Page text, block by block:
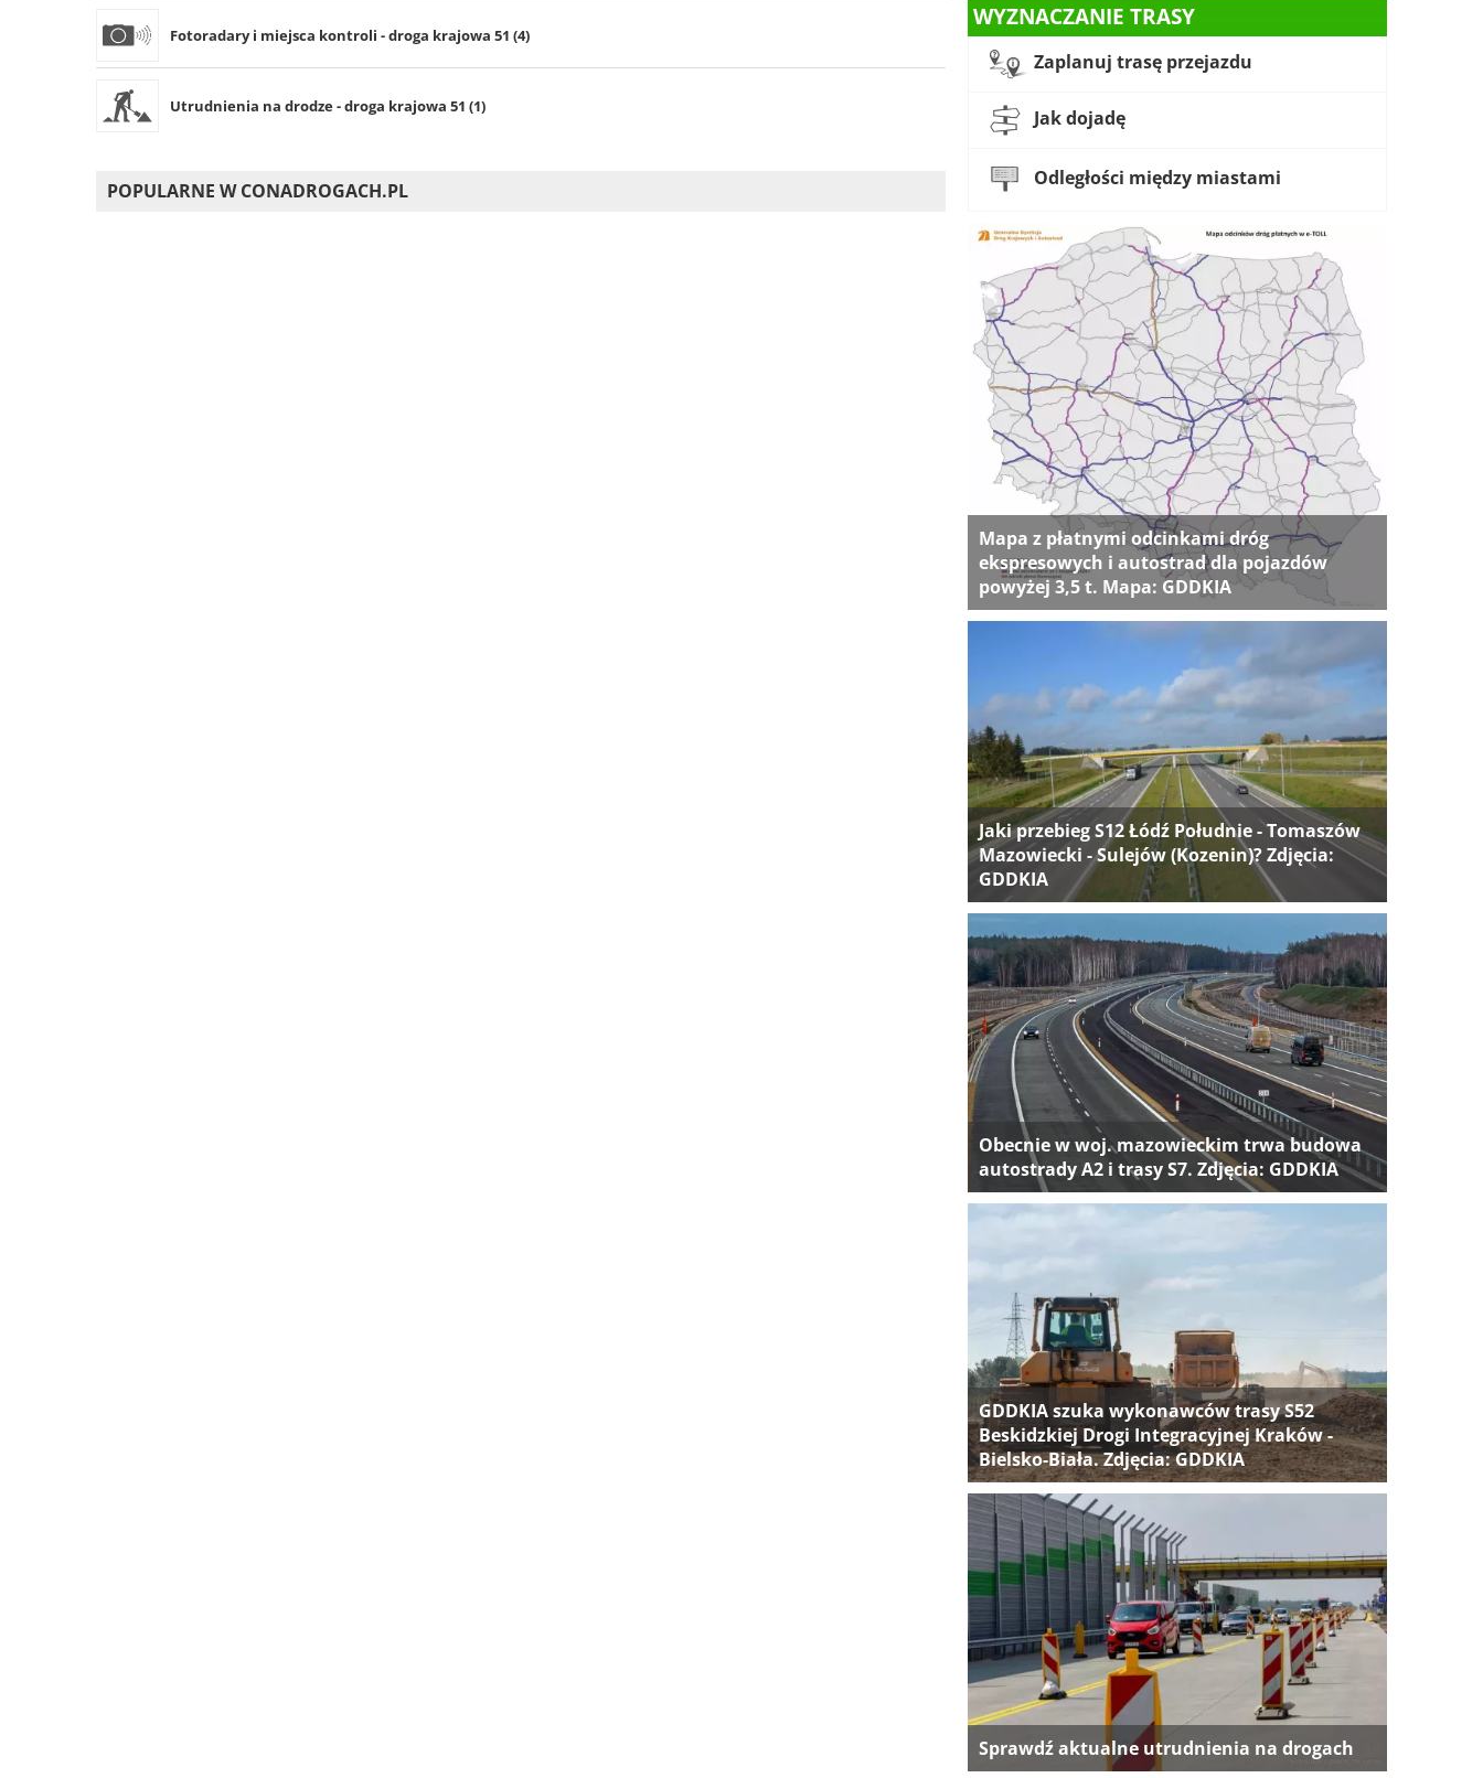
Fotoradary i miejsca kontroli - droga krajowa 51 (4)
Utrudnienia na drodze - droga krajowa 51 (1)
POPULARNE W CONADROGACH.PL
WYZNACZANIE TRASY
Zaplanuj trasę przejazdu
Jak dojadę
Odległości między miastami
Mapa z płatnymi odcinkami dróg
ekspresowych i autostrad dla pojazdów
powyżej 3,5 t. Mapa: GDDKIA
Jaki przebieg S12 Łódź Południe - Tomaszów
Mazowiecki - Sulejów (Kozenin)? Zdjęcia:
GDDKIA
Obecnie w woj. mazowieckim trwa budowa
autostrady A2 i trasy S7. Zdjęcia: GDDKIA
GDDKIA szuka wykonawców trasy S52
Beskidzkiej Drogi Integracyjnej Kraków -
Bielsko-Biała. Zdjęcia: GDDKIA
Sprawdź aktualne utrudnienia na drogach